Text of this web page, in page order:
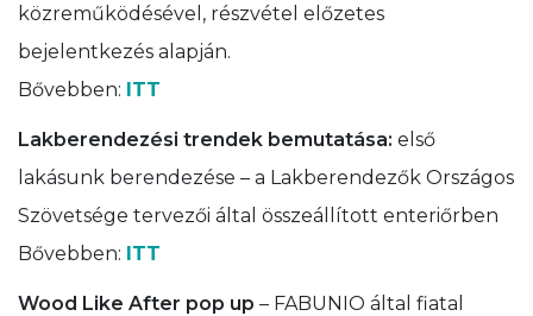
közreműködésével, részvétel előzetes
bejelentkezés alapján.
Bővebben: ITT
Lakberendezési trendek bemutatása: első
lakásunk berendezése – a Lakberendezők Országos
Szövetsége tervezői által összeállított enteriőrben
Bővebben: ITT
Wood Like After pop up – FABUNIO által fiatal